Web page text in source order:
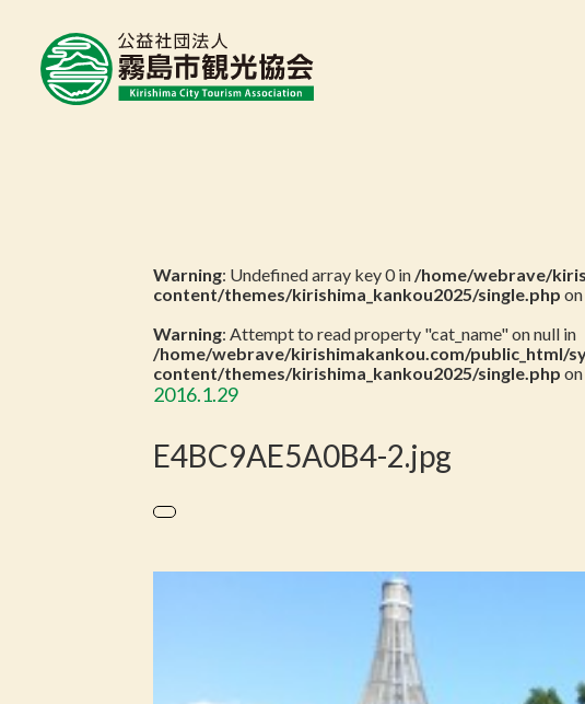
Warning: Undefined array key 0 in/home/webrave/
content/themes/kirishima_kankou2025/single.php
Warning: Attempt to read property "cat_name" on null in
/home/webrave/kirishimakankou.com/public_html/
content/themes/kirishima_kankou2025/single.php
2016.1.29
E4BC9AE5A0B4-2.jpg